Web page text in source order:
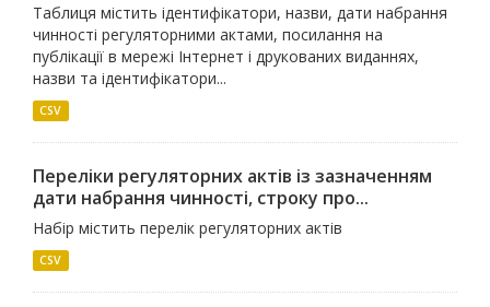
Таблиця містить ідентифікатори, назви, дати набрання
чинності регуляторними актами, посилання на
публікації в мережі Інтернет і друкованих виданнях,
назви та ідентифікатори...
CSV
Переліки регуляторних актів із зазначенням
дати набрання чинності, строку про...
Набір містить перелік регуляторних актів
CSV